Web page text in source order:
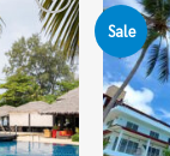
Add to
wishlist
Sale